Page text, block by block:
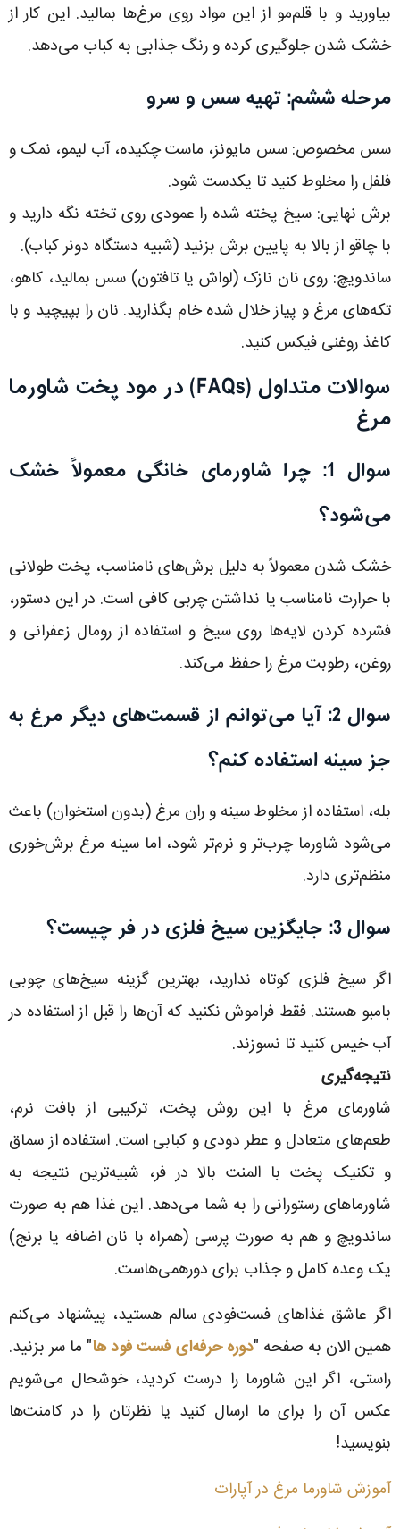
بیاورید و با قلم‌مو از این مواد روی مرغ‌ها بمالید. این کار از
خشک شدن جلوگیری کرده و رنگ جذابی به کباب می‌دهد.
مرحله ششم: تهیه سس و سرو
سس مخصوص: سس مایونز، ماست چکیده، آب لیمو، نمک و
فلفل را مخلوط کنید تا یکدست شود.
برش نهایی: سیخ پخته شده را عمودی روی تخته نگه دارید و
با چاقو از بالا به پایین برش بزنید (شبیه دستگاه دونر کباب).
ساندویچ: روی نان نازک (لواش یا تافتون) سس بمالید، کاهو،
تکه‌های مرغ و پیاز خلال شده خام بگذارید. نان را بپیچید و با
کاغذ روغنی فیکس کنید.
سوالات متداول (FAQs) در مود پخت شاورما
مرغ
سوال 1: چرا شاورمای خانگی معمولاً خشک
می‌شود؟
خشک شدن معمولاً به دلیل برش‌های نامناسب، پخت طولانی
با حرارت نامناسب یا نداشتن چربی کافی است. در این دستور،
فشرده کردن لایه‌ها روی سیخ و استفاده از رومال زعفرانی و
روغن، رطوبت مرغ را حفظ می‌کند.
سوال 2: آیا می‌توانم از قسمت‌های دیگر مرغ به
جز سینه استفاده کنم؟
بله، استفاده از مخلوط سینه و ران مرغ (بدون استخوان) باعث
می‌شود شاورما چرب‌تر و نرم‌تر شود، اما سینه مرغ برش‌خوری
منظم‌تری دارد.
سوال 3: جایگزین سیخ فلزی در فر چیست؟
اگر سیخ فلزی کوتاه ندارید، بهترین گزینه سیخ‌های چوبی
بامبو هستند. فقط فراموش نکنید که آن‌ها را قبل از استفاده در
آب خیس کنید تا نسوزند.
نتیجه‌گیری
شاورمای مرغ با این روش پخت، ترکیبی از بافت نرم،
طعم‌های متعادل و عطر دودی و کبابی است. استفاده از سماق
و تکنیک پخت با المنت بالا در فر، شبیه‌ترین نتیجه به
شاورماهای رستورانی را به شما می‌دهد. این غذا هم به صورت
ساندویچ و هم به صورت پرسی (همراه با نان اضافه یا برنج)
یک وعده کامل و جذاب برای دورهمی‌هاست.
اگر عاشق غذاهای فست‌فودی سالم هستید، پیشنهاد می‌کنم
همین الان به صفحه "دوره حرفه‌ای فست فود ها" ما سر بزنید.
راستی، اگر این شاورما را درست کردید، خوشحال می‌شویم
عکس آن را برای ما ارسال کنید یا نظرتان را در کامنت‌ها
بنویسید!
آموزش شاورما مرغ در آپارات